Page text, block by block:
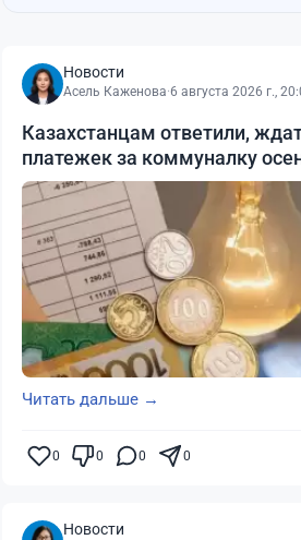
Новости
Асель Каженова·6 августа 2026 г.,
Казахстанцам ответили,
платежек за коммуналку
Читать дальше →
0 0 0 0
Новости